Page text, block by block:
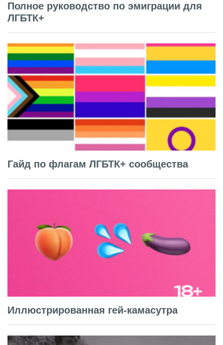
Полное руководство по эмиграции для
ЛГБТК+
Гайд по флагам ЛГБТК+ сообщества
Иллюстрированная гей-камасутра